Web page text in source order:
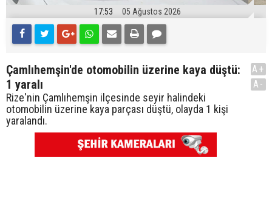
17:53 05 Ağustos 2026
Çamlıhemşin'de otomobilin üzerine kaya düştü:
1 yaralı
Rize'nin Çamlıhemşin ilçesinde seyir halindeki
otomobilin üzerine kaya parçası düştü, olayda 1 kişi
yaralandı.
A+
A-